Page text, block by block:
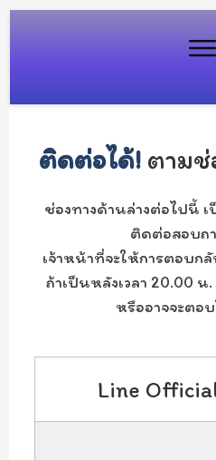
ติดต่อได้!ตามช่
ช่องทางด้านล่างต่อไปนี้
ติดต่อสอบถ
เจ้าหน้าที่จะให้การตอบก
ถ้าเป็นหลังเวลา 20.00 น
หรืออาจจะตอ
Line